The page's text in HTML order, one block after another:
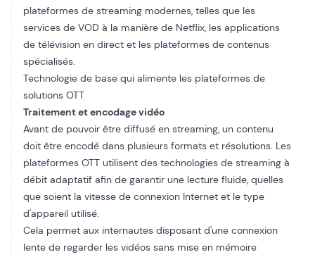
plateformes de streaming modernes, telles que les
services de VOD à la manière de Netflix, les applications
de télévision en direct et les plateformes de contenus
spécialisés.
Technologie de base qui alimente les plateformes de
solutions OTT
Traitement et encodage vidéo
Avant de pouvoir être diffusé en streaming, un contenu
doit être encodé dans plusieurs formats et résolutions. Les
plateformes OTT utilisent des technologies de streaming à
débit adaptatif afin de garantir une lecture fluide, quelles
que soient la vitesse de connexion Internet et le type
d'appareil utilisé.
Cela permet aux internautes disposant d'une connexion
lente de regarder les vidéos sans mise en mémoire